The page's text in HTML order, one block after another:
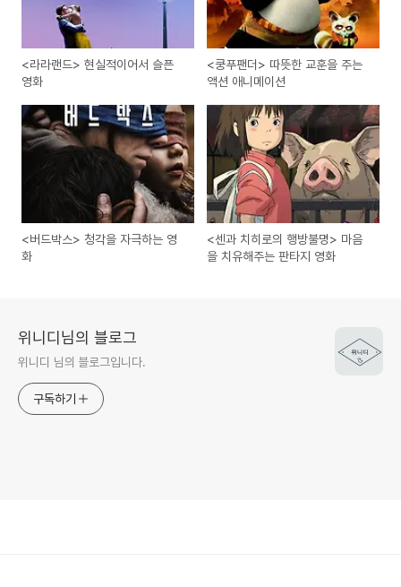
<라라랜드> 현실적이어서 슬픈
영화
<쿵푸팬더> 따뜻한 교훈을 주는
액션 애니메이션
<버드박스> 청각을 자극하는 영
화
<센과 치히로의 행방불명> 마음
을 치유해주는 판타지 영화
위니디님의 블로그
위니디 님의 블로그입니다.
구독하기